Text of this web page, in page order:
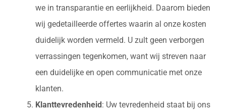
we in transparantie en eerlijkheid. Daarom bieden
wij gedetailleerde offertes waarin al onze kosten
duidelijk worden vermeld. U zult geen verborgen
verrassingen tegenkomen, want wij streven naar
een duidelijke en open communicatie met onze
klanten.
Klanttevredenheid : Uw tevredenheid staat bij ons